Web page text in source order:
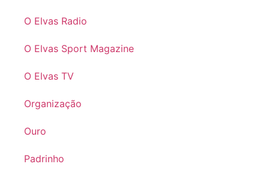
O Elvas Radio
O Elvas Sport Magazine
O Elvas TV
Organização
Ouro
Padrinho